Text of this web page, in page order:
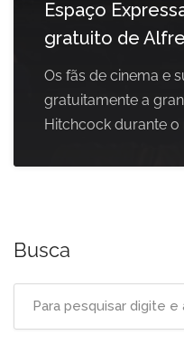
Espaço
gratuito de
Os fãs de cinema e
gratuitamente a
Hitchcock durante
Busca